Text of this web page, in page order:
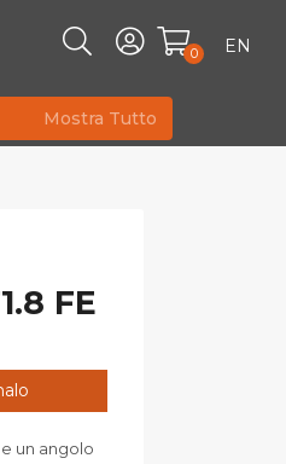
0 EN
Mostra Tutto
FE
un angolo